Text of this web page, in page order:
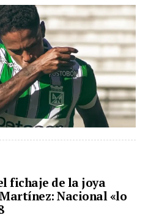
fichaje de la joya
Nacional «lo